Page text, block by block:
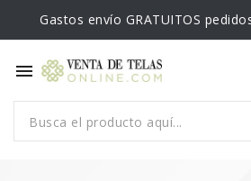
Gastos envío GRATUITOS
menu